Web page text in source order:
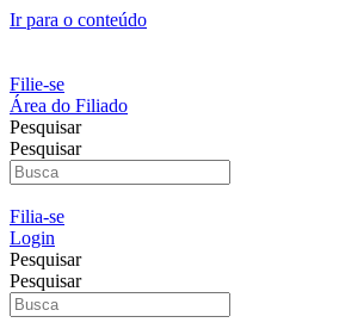
Ir para o conteúdo
Filie-se
Área do Filiado
Pesquisar
Pesquisar
Filia-se
Login
Pesquisar
Pesquisar